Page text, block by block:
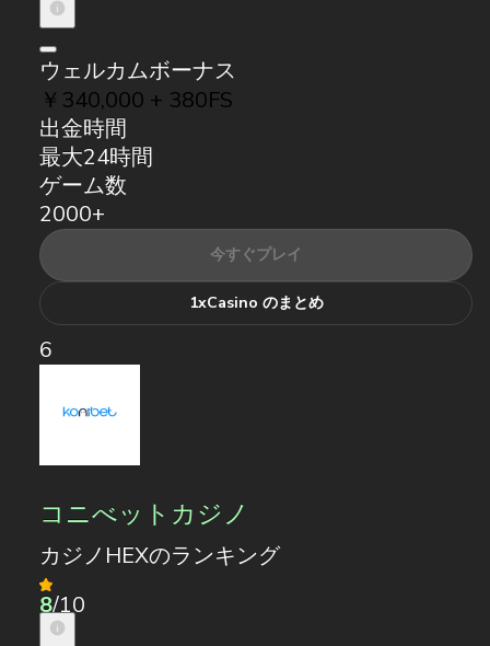
ウェルカムボーナス
￥340,000 + 380FS
出金時間
最大24時間
ゲーム数
2000+
今すぐプレイ
1xCasino のまとめ
6
コニべットカジノ
カジノHEXのランキング
8/10